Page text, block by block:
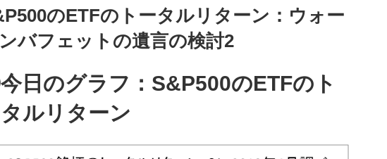
のETFのトータルリターン：ウォー
バフェットの遺言の検討2
日のグラフ：S&P500のETFのト
ルリターン